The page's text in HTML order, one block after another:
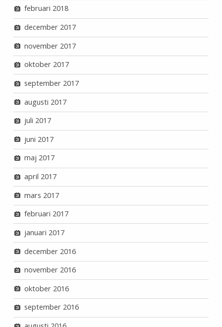
februari 2018
december 2017
november 2017
oktober 2017
september 2017
augusti 2017
juli 2017
juni 2017
maj 2017
april 2017
mars 2017
februari 2017
januari 2017
december 2016
november 2016
oktober 2016
september 2016